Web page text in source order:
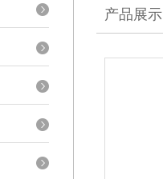
产品展示